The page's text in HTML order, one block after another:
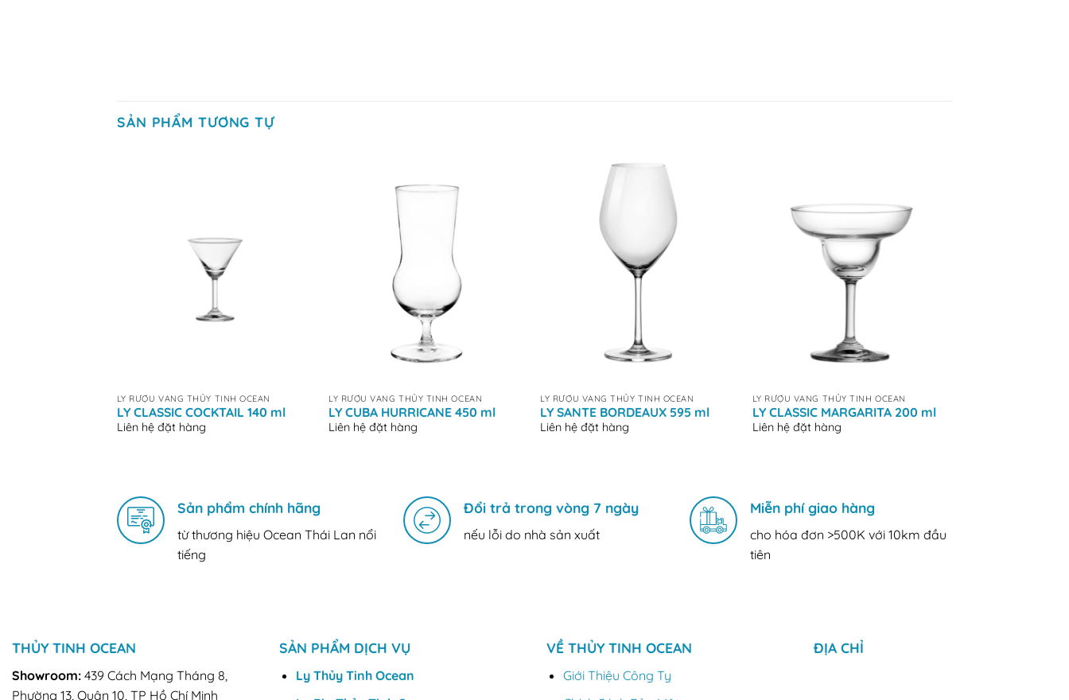
SẢN PHẨM TƯƠNG TỰ
LY RƯỢU VANG THỦY TINH OCEAN
LY CLASSIC COCKTAIL 140 ml
Liên hệ đặt hàng
LY RƯỢU VANG THỦY TINH OCEAN
LY CUBA HURRICANE 450 ml
Liên hệ đặt hàng
LY RƯỢU VANG THỦY TINH OCEAN
LY SANTE BORDEAUX 595 ml
Liên hệ đặt hàng
LY RƯỢU VANG THỦY TINH OCEAN
LY CLASSIC MARGARITA 200 ml
Liên hệ đặt hàng
Sản phẩm chính hãng
từ thương hiệu Ocean Thái Lan nổi
tiếng
Đổi trả trong vòng 7 ngày
nếu lỗi do nhà sản xuất
Miễn phí giao hàng
cho hóa đơn >500K với 10km đầu
tiên
THỦY TINH OCEAN
Showroom: 439 Cách Mạng Tháng 8,
Phường 13, Quận 10, TP Hồ Chí Minh
SẢN PHẨM DỊCH VỤ
Ly Thủy Tinh Ocean
VỀ THỦY TINH OCEAN
Giới Thiệu Công Ty
ĐỊA CHỈ